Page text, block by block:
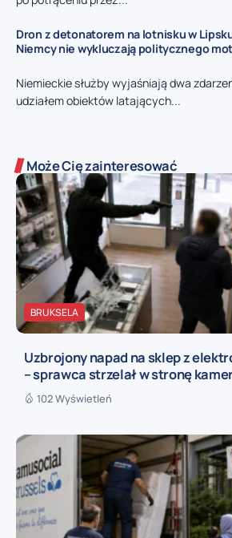
Dron z detonatorem na lotnisku w
Niemcy nie wykluczają politycznego
Niemieckie służby wyjaśniają dwa
udziałem obiektów latających...
Może Cię zainteresować
BRUKSELA
Uzbrojony napad na sklep z
– sprawca strzelał w stronę
102 Wyświetleń